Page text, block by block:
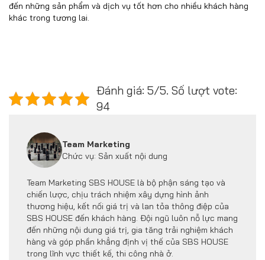
đến những sản phẩm và dịch vụ tốt hơn cho nhiều khách hàng
khác trong tương lai.
Đánh giá: 5/5. Số lượt vote:
94
Team Marketing
Chức vụ: Sản xuất nội dung
Team Marketing SBS HOUSE là bộ phận sáng tạo và
chiến lược, chịu trách nhiệm xây dựng hình ảnh
thương hiệu, kết nối giá trị và lan tỏa thông điệp của
SBS HOUSE đến khách hàng. Đội ngũ luôn nỗ lực mang
đến những nội dung giá trị, gia tăng trải nghiệm khách
hàng và góp phần khẳng định vị thế của SBS HOUSE
trong lĩnh vực thiết kế, thi công nhà ở.